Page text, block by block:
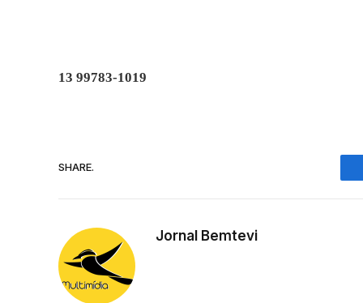
13 99783-1019
SHARE.
Jornal Bemtevi